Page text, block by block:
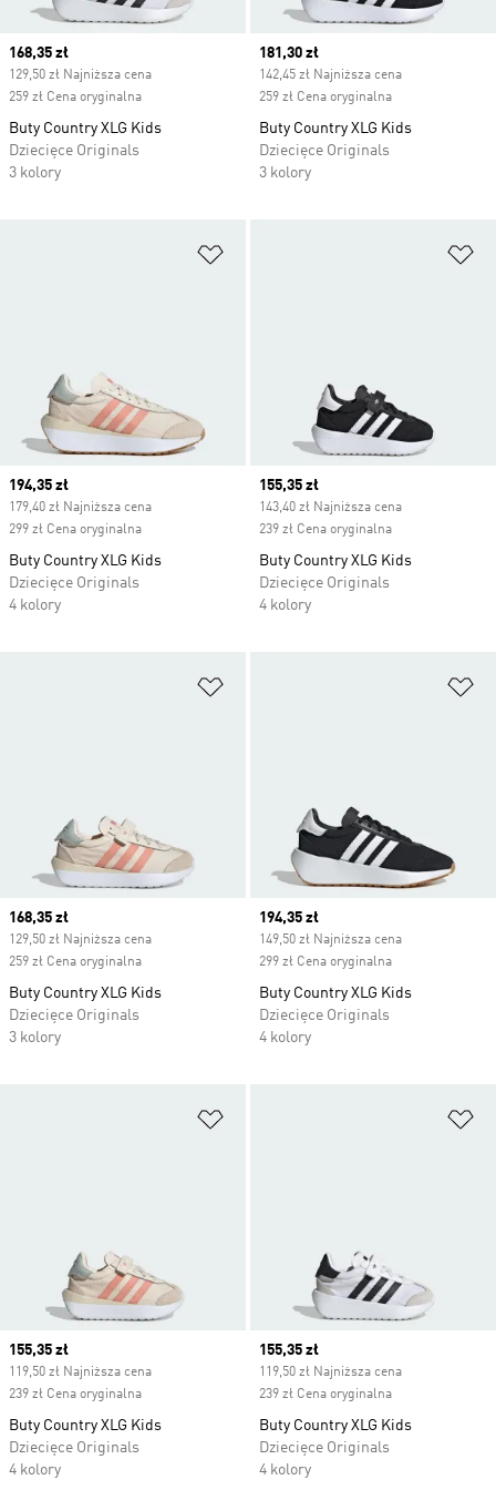
Current price
168,35 zł
129,50 zł Najniższa cena
259 zł Cena oryginalna
Buty Country XLG Kids
Dziecięce Originals
3 kolory
Current price
181,30 zł
142,45 zł Najniższa cena
259 zł Cena oryginalna
Buty Country XLG Kids
Dziecięce Originals
3 kolory
Current price
194,35 zł
179,40 zł Najniższa cena
299 zł Cena oryginalna
Buty Country XLG Kids
Dziecięce Originals
4 kolory
Current price
155,35 zł
143,40 zł Najniższa cena
239 zł Cena oryginalna
Buty Country XLG Kids
Dziecięce Originals
4 kolory
Current price
168,35 zł
129,50 zł Najniższa cena
259 zł Cena oryginalna
Buty Country XLG Kids
Dziecięce Originals
3 kolory
Current price
194,35 zł
149,50 zł Najniższa cena
299 zł Cena oryginalna
Buty Country XLG Kids
Dziecięce Originals
4 kolory
Current price
155,35 zł
119,50 zł Najniższa cena
239 zł Cena oryginalna
Buty Country XLG Kids
Dziecięce Originals
4 kolory
Current price
155,35 zł
119,50 zł Najniższa cena
239 zł Cena oryginalna
Buty Country XLG Kids
Dziecięce Originals
4 kolory